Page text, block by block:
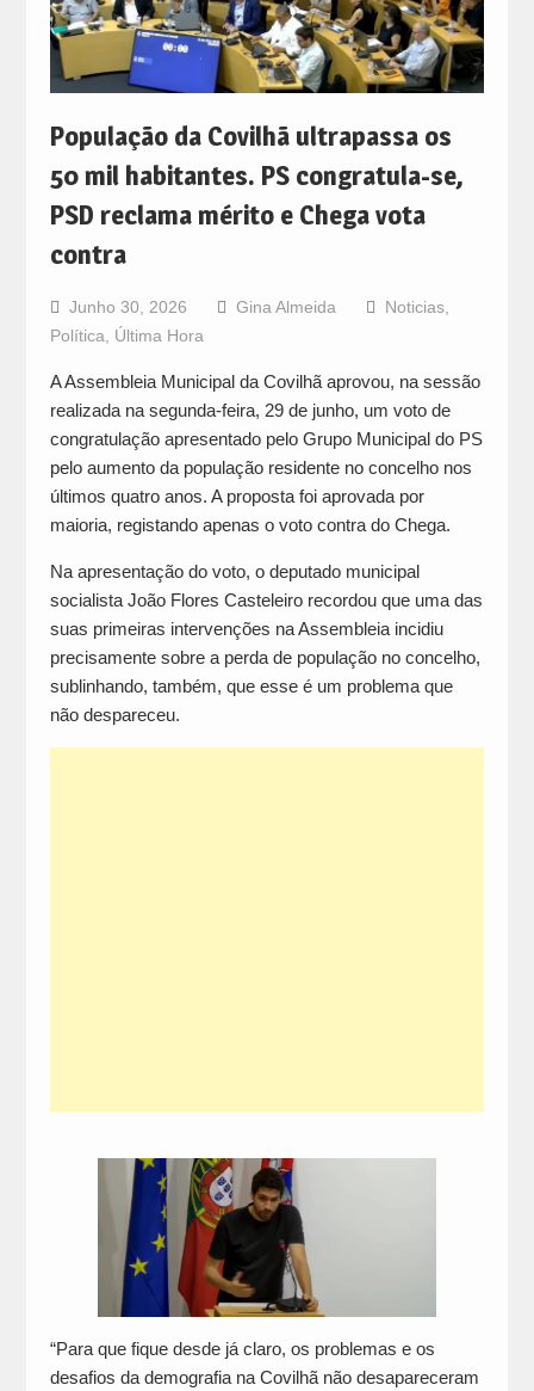
População da Covilhã ultrapassa os
50 mil habitantes. PS congratula-se,
PSD reclama mérito e Chega vota
contra
Junho 30, 2026 Gina Almeida Noticias,
Política
Última Hora
A Assembleia Municipal da Covilhã aprovou, na sessão
realizada na segunda-feira, 29 de junho, um voto de
congratulação apresentado pelo Grupo Municipal do PS
pelo aumento da população residente no concelho nos
últimos quatro anos. A proposta foi aprovada por
maioria, registando apenas o voto contra do Chega.
Na apresentação do voto, o deputado municipal
socialista João Flores Casteleiro recordou que uma das
suas primeiras intervenções na Assembleia incidiu
precisamente sobre a perda de população no concelho,
sublinhando, também, que esse é um problema que
não despareceu.
“Para que fique desde já claro, os problemas e os
desafios da demografia na Covilhã não desapareceram